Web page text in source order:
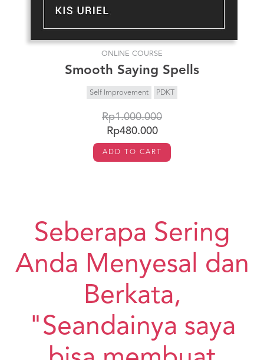
ONLINE COURSE
Smooth Saying Spells
Self Improvement PDKT
Rp1.000.000
Rp480.000
ADD TO CART
Seberapa Sering
Anda Menyesal dan
Berkata,
"Seandainya saya